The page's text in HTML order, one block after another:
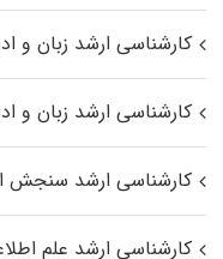
کارشناسی ارشد زبان و
کارشناسی ارشد زبان و
کارشناسی ارشد سنجش
کارشناسی ارشد علم